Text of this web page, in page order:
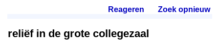
Reageren Zoek opnieuw.
reliëf in de grote collegezaal